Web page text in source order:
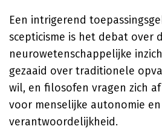
Een intrigerend
scepticisme is het debat over
neurowetenschappelijke
gezaaid over traditionele
wil, en filosofen vragen zich
voor menselijke autonomie en
verantwoordelijkheid.